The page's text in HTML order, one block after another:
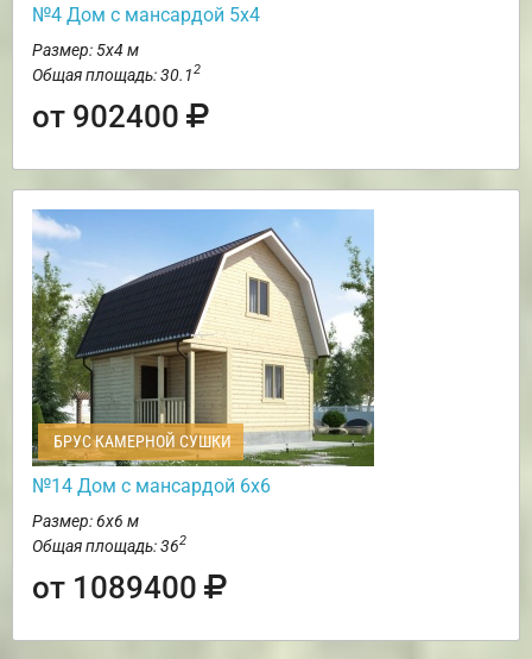
№4 Дом с мансардой 5х4
Размер: 5х4 м
Общая площадь: 30.12
от 902400
БРУС КАМЕРНОЙ СУШКИ
№14 Дом с мансардой 6х6
Размер: 6х6 м
Общая площадь: 362
от 1089400